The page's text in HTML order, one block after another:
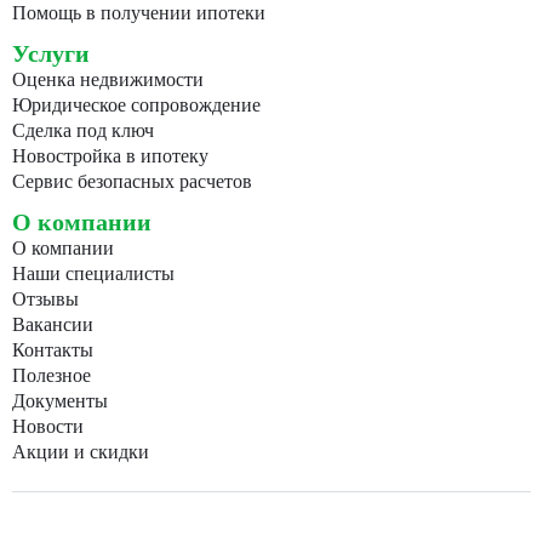
Помощь в получении ипотеки
Услуги
Оценка недвижимости
Юридическое сопровождение
Сделка под ключ
Новостройка в ипотеку
Сервис безопасных расчетов
О компании
О компании
Наши специалисты
Отзывы
Вакансии
Контакты
Полезное
Документы
Новости
Акции и скидки